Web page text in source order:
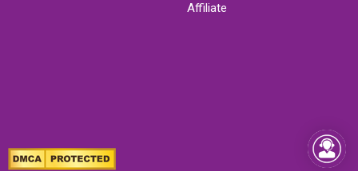
Affiliate